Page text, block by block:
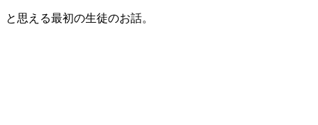
と思える最初の生徒のお話。